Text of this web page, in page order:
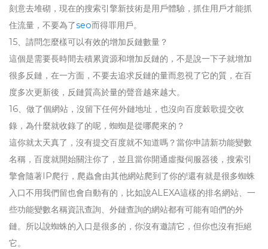
刻意去堆砌，現在的搜索引擎新技術是用戶體驗，抓住用戶才能抓
住流量，不要為了seo而得罪用戶。
15、請問怎麼樣可以有效的增加反鏈數量？
這個是需要長時間去積累資源和增加反鏈的，不是說一下子就增加
很多反鏈，在一方面，不要去追求反鏈的量而忽視了它的質，在百
度多次更新後，反鏈質高於量的聲音越來越大。
16、做了個網站，沒留下任何外鏈地址，也沒向百度穀歌提交收
錄，為什麼就收錄了的呢，蜘蜘是從哪爬來的？
這你就太天真了，沒有提交百度就不知道嗎？當你申請新功能變數
名稱，百度就開始關注你了，並且當你開通虛擬伺服器後，搜索引
擎會隨著IP爬行，爬蟲會由其他網站爬到了你的!還有就是很多蜘蛛
入口不用我們留也會自動有的，比如說ALEXA這樣的排名網站、一
些功能變數名稱資訊查詢、外鏈查詢的網站都有可能有咱們的外
鏈。所以說蜘蛛的入口是很多的，你沒有邀請它，但你也沒有拒絕
它。